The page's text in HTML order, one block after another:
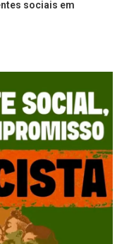
sociais em